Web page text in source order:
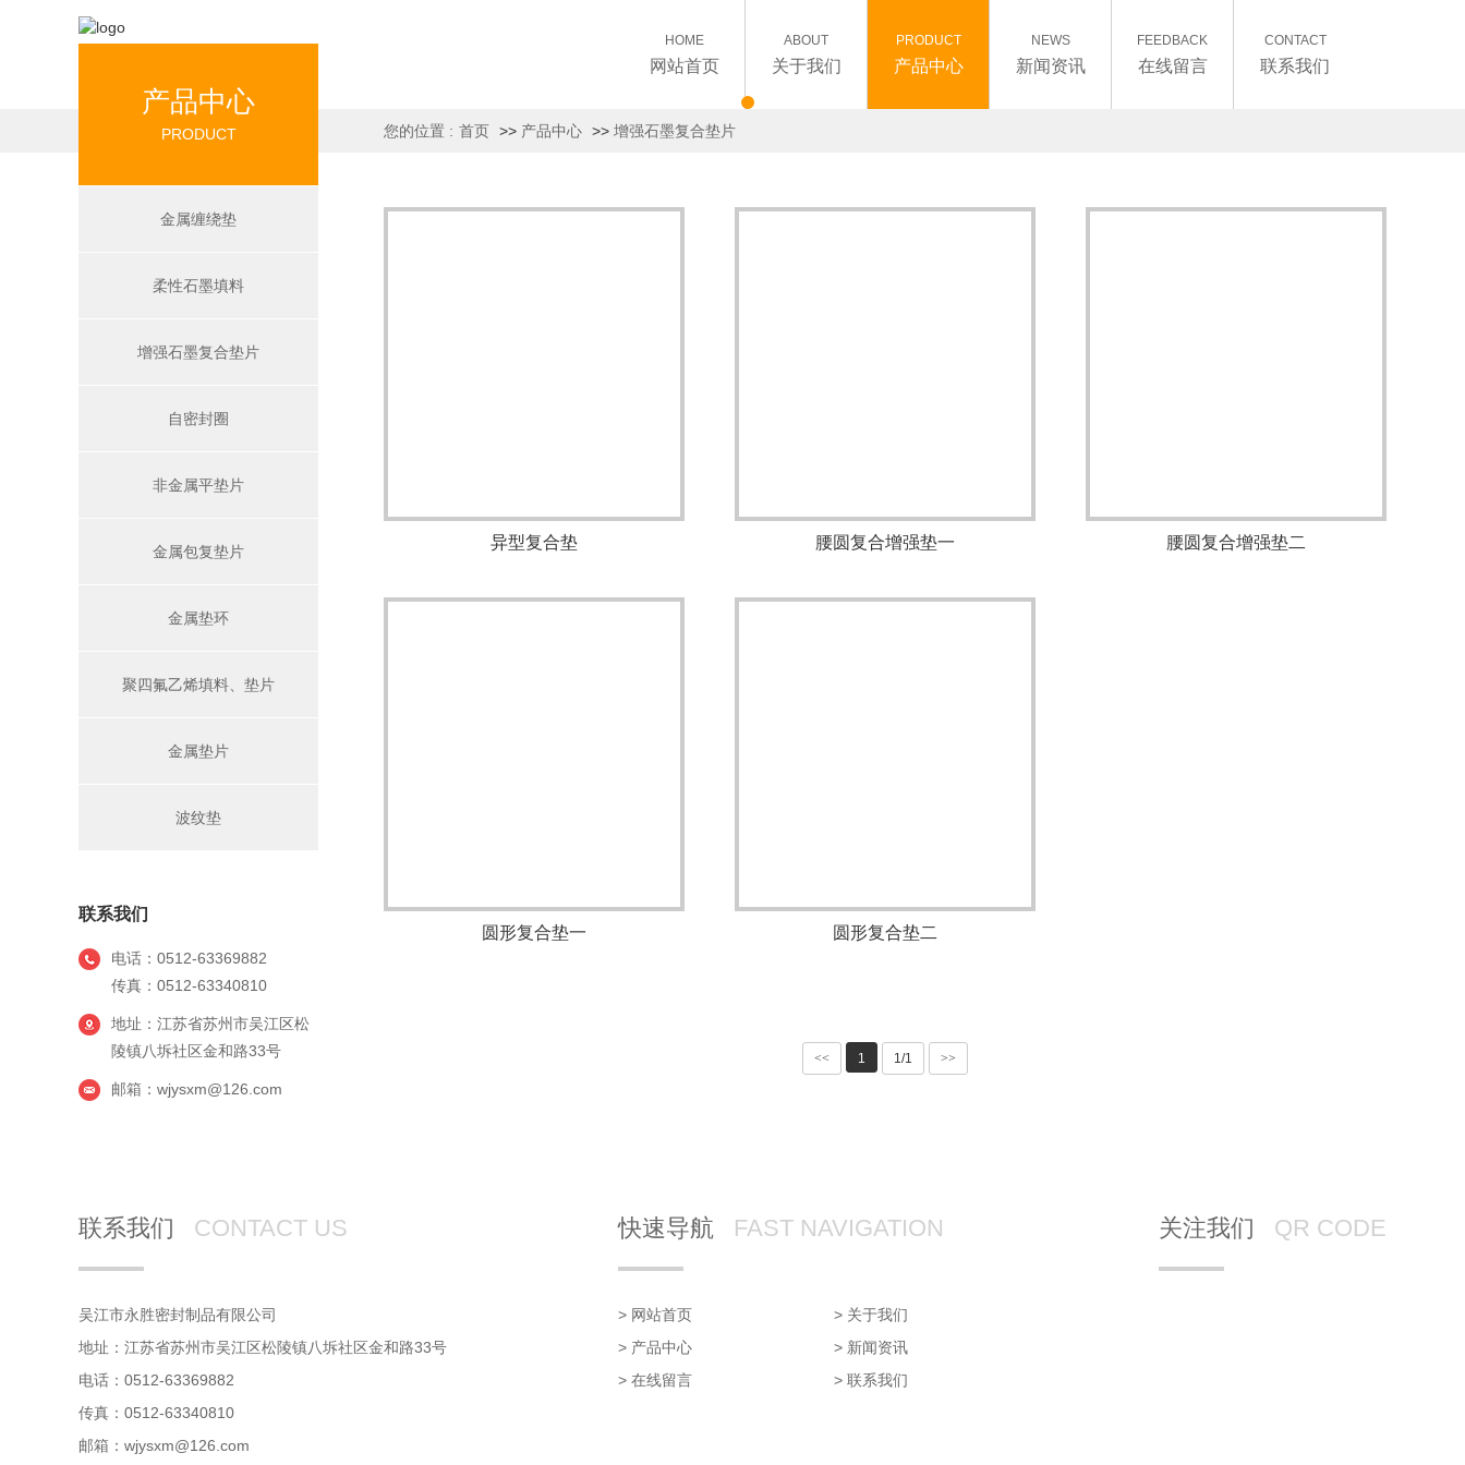
HOME
网站首页
ABOUT
关于我们
PRODUCT
产品中心
NEWS
新闻资讯
FEEDBACK
在线留言
CONTACT
联系我们
您的位置 : 首页 >> 产品中心 >> 增强石墨复合垫片
产品中心
PRODUCT
金属缠绕垫
柔性石墨填料
增强石墨复合垫片
自密封圈
非金属平垫片
金属包复垫片
金属垫环
聚四氟乙烯填料、垫片
金属垫片
波纹垫
联系我们
电话：0512-63369882
传真：0512-63340810
地址：江苏省苏州市吴江区松
陵镇八坼社区金和路33号
邮箱：wjysxm@126.com
异型复合垫 腰圆复合增强垫一 腰圆复合增强垫二
圆形复合垫一 圆形复合垫二
<< 1 1/1 >>
联系我们 CONTACT US
吴江市永胜密封制品有限公司
地址：江苏省苏州市吴江区松陵镇八坼社区金和路33号
电话：0512-63369882
传真：0512-63340810
邮箱：wjysxm@126.com
快速导航 FAST NAVIGATION
> 网站首页
> 关于我们
> 产品中心
> 新闻资讯
> 在线留言
> 联系我们
关注我们 QR CODE